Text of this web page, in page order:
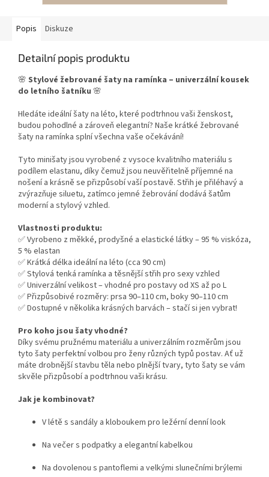
Popis Diskuze
Detailní popis produktu
🌸 Stylové žebrované šaty na ramínka – univerzální kousek
do letního šatníku 🌸
Hledáte ideální šaty na léto, které podtrhnou vaši ženskost,
budou pohodlné a zároveň elegantní? Naše krátké žebrované
šaty na ramínka splní všechna vaše očekávání!
Tyto minišaty jsou vyrobené z vysoce kvalitního materiálu s
podílem elastanu, díky čemuž jsou neuvěřitelně příjemné na
nošení a krásně se přizpůsobí vaší postavě. Střih je přiléhavý a
zvýrazňuje siluetu, zatímco jemné žebrování dodává šatům
moderní a stylový vzhled.
Vlastnosti produktu:
✅ Vyrobeno z měkké, prodyšné a elastické látky – 95 % viskóza,
5 % elastan
✅ Krátká délka ideální na léto (cca 90 cm)
✅ Stylová tenká ramínka a těsnější střih pro sexy vzhled
✅ Univerzální velikost – vhodné pro postavy od XS až po L
✅ Přizpůsobivé rozměry: prsa 90–110 cm, boky 90–110 cm
✅ Dostupné v několika krásných barvách – stačí si jen vybrat!
Pro koho jsou šaty vhodné?
Díky svému pružnému materiálu a univerzálním rozměrům jsou
tyto šaty perfektní volbou pro ženy různých typů postav. Ať už
máte drobnější stavbu těla nebo plnější tvary, tyto šaty se vám
skvěle přizpůsobí a podtrhnou vaši krásu.
Jak je kombinovat?
V létě s sandály a kloboukem pro ležérní denní look
Na večer s podpatky a elegantní kabelkou
Na dovolenou s pantoflemi a velkými slunečními brýlemi